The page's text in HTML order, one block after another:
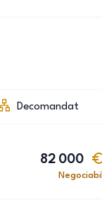
Decomandat
82 000
Negociabil